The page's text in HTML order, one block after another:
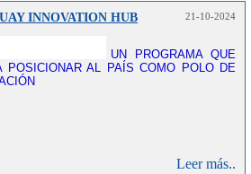
INNOVATION HUB 21-10-2024
UN PROGRAMA QUE
POSICIONAR AL PAÍS COMO POLO DE
Leer más..